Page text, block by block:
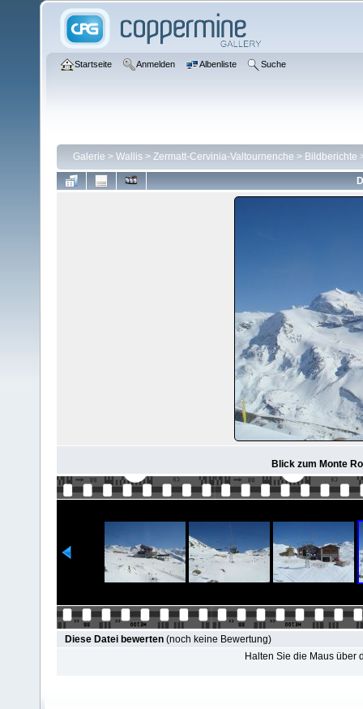
Startseite Anmelden Albenliste Suche
Galerie > Wallis > Zermatt-Cervinia-Valtournenche > Bildberichte
Blick zum Monte
Diese Datei bewerten (noch keine Bewertung)
Halten Sie die Maus über